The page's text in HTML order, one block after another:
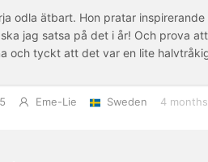
odla ätbart. Hon pratar
jag satsa på det i år! Och prova
och tyckt att det var en lite
5 Eme-Lie Sweden 4